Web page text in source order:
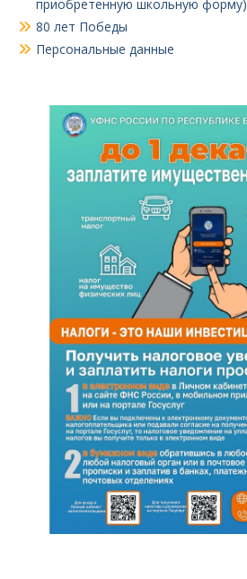
приобретенную школьную форму)
80 лет Победы
Персональные данные